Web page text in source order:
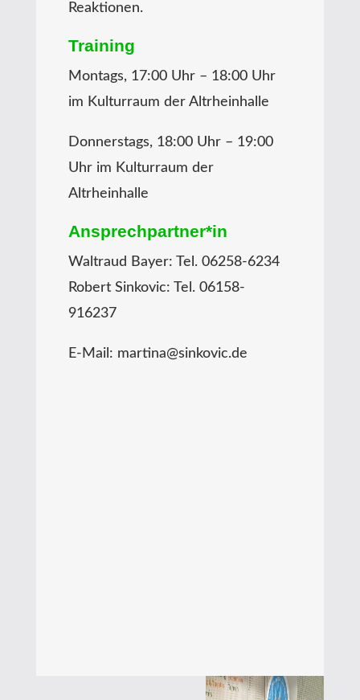
Reaktionen.
Training
Montags, 17:00 Uhr – 18:00 Uhr
im Kulturraum der Altrheinhalle
Donnerstags, 18:00 Uhr – 19:00
Uhr im Kulturraum der
Altrheinhalle
Ansprechpartner*in
Waltraud Bayer: Tel. 06258-6234
Robert Sinkovic: Tel. 06158-
916237
E-Mail: martina@sinkovic.de